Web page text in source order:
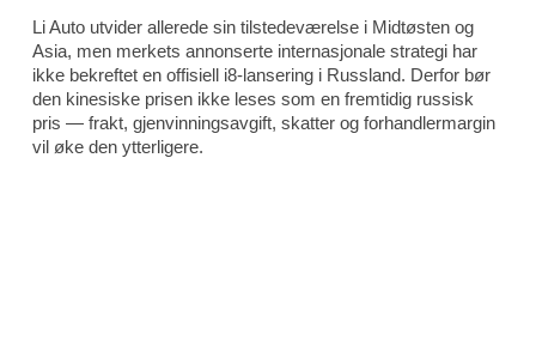
Li Auto utvider allerede sin tilstedeværelse i Midtøsten og
Asia, men merkets annonserte internasjonale strategi har
ikke bekreftet en offisiell i8-lansering i Russland. Derfor bør
den kinesiske prisen ikke leses som en fremtidig russisk
pris — frakt, gjenvinningsavgift, skatter og forhandlermargin
vil øke den ytterligere.